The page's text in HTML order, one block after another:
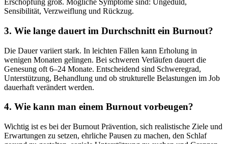
Erschöpfung groß. Mögliche Symptome sind: Ungeduld,
Sensibilität, Verzweiflung und Rückzug.
3. Wie lange dauert im Durchschnitt ein Burnout?
Die Dauer variiert stark. In leichten Fällen kann Erholung in
wenigen Monaten gelingen. Bei schweren Verläufen dauert die
Genesung oft 6–24 Monate. Entscheidend sind Schweregrad,
Unterstützung, Behandlung und ob strukturelle Belastungen im Job
dauerhaft verändert werden.
4. Wie kann man einem Burnout vorbeugen?
Wichtig ist es bei der Burnout Prävention, sich realistische Ziele und
Erwartungen zu setzen, ehrliche Pausen zu machen, den Schlaf